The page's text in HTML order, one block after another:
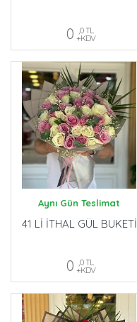
0 ,0 TL
+KDV
Aynı Gün Teslimat
41 Lİ İTHAL GÜL BUKETİ
0 ,0 TL
+KDV